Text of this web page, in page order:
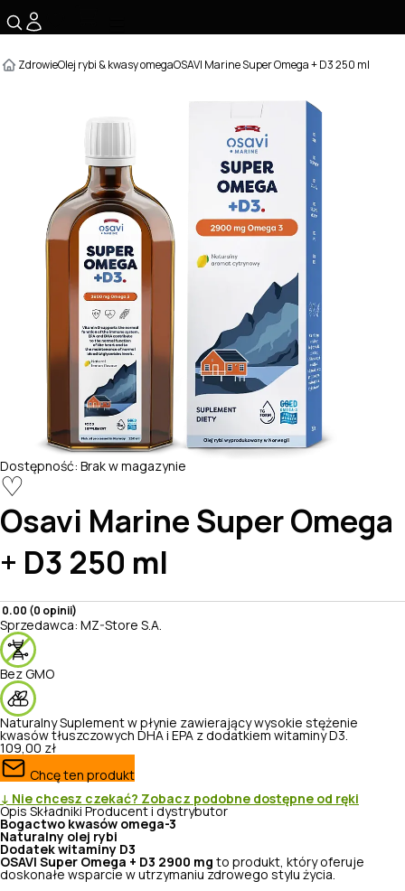
ZdrowieOlej rybi & kwasy omegaOSAVI Marine Super Omega + D3 250 ml
Dostępność: Brak w magazynie
♡
Osavi Marine Super Omega
+ D3 250 ml
0.00 (0 opinii)
Sprzedawca: MZ-Store S.A.
Bez GMO
Naturalny Suplement w płynie zawierający wysokie stężenie
kwasów tłuszczowych DHA i EPA z dodatkiem witaminy D3.
109,00 zł
Chcę ten produkt
↓ Nie chcesz czekać? Zobacz podobne dostępne od ręki
Opis Składniki Producent i dystrybutor
Bogactwo kwasów omega-3
Naturalny olej rybi
Dodatek witaminy D3
OSAVI Super Omega + D3 2900 mg to produkt, który oferuje
doskonałe wsparcie w utrzymaniu zdrowego stylu życia.